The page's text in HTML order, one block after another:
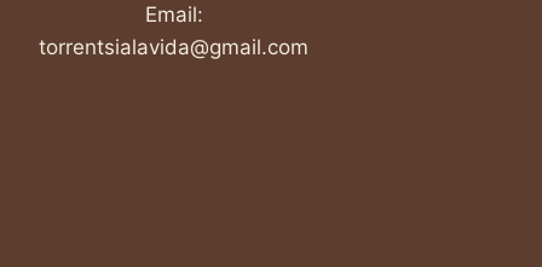
Email:
torrentsialavida@gmail.com